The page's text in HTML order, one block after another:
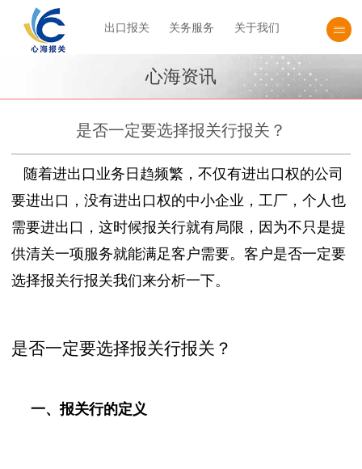
出口报关 关务服务 关于我们
心海资讯
是否一定要选择报关行报关？
随着进出口业务日趋频繁，不仅有进出口权的公司
要进出口，没有进出口权的中小企业，工厂，个人也
需要进出口，这时候报关行就有局限，因为不只是提
供清关一项服务就能满足客户需要。客户是否一定要
选择报关行报关我们来分析一下。
是否一定要选择报关行报关？
一、报关行的定义